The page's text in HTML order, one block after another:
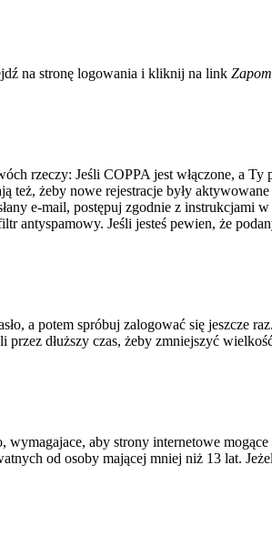
na stronę logowania i kliknij na link
rzeczy: Jeśli COPPA jest włączone, a
żeby nowe rejestracje były
e-mail, postępuj zgodnie z instrukcjami
antyspamowy. Jeśli jesteś pewien, że
a potem spróbuj zalogować się jeszcze
dłuższy czas, żeby zmniejszyć
aby strony internetowe
od osoby mającej mniej niż 13 lat.